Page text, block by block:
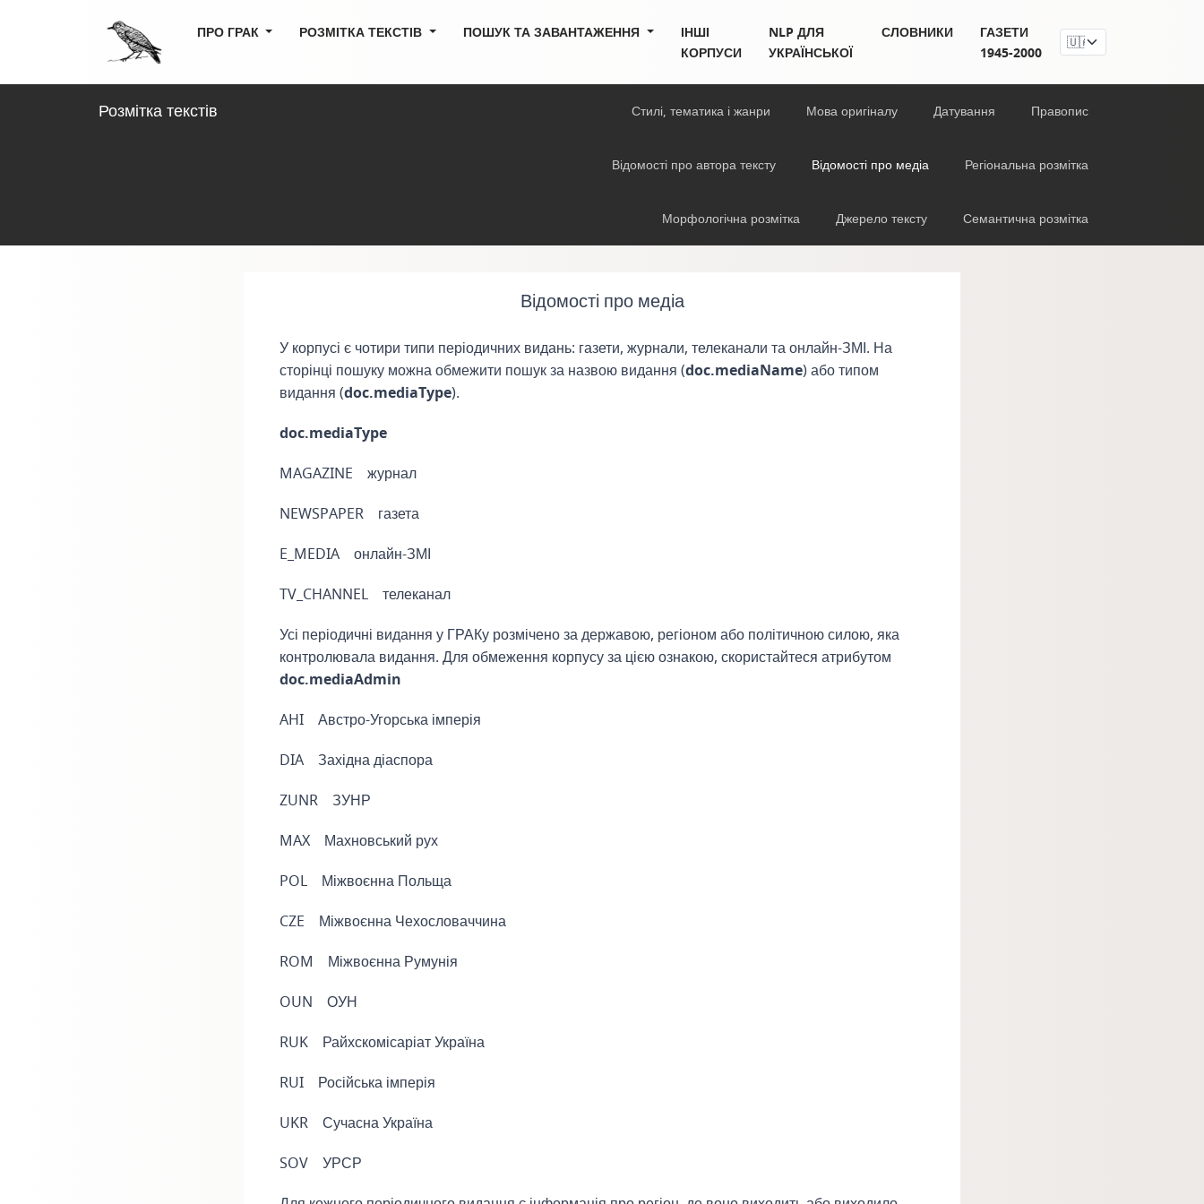
ПРО ГРАК РОЗМІТКА ТЕКСТІВ ПОШУК ТА ЗАВАНТАЖЕННЯ
ІНШІ
КОРПУСИ
NLP ДЛЯ
УКРАЇНСЬКОЇ
СЛОВНИКИ
ГАЗЕТИ
1945-2000
Розмітка текстів Стилі, тематика і жанри Мова оригіналу Датування Правопис
Відомості про автора тексту Відомості про медіа Регіональна розмітка
Морфологічна розмітка Джерело тексту Семантична розмітка
Відомості про медіа
У корпусі є чотири типи періодичних видань: газети, журнали, телеканали та онлайн-ЗМІ. На
сторінці пошуку можна обмежити пошук за назвою видання (doc.mediaName) або типом
видання (doc.mediaType).
doc.mediaType
MAGAZINE журнал
NEWSPAPER газета
E_MEDIA онлайн-ЗМІ
TV_CHANNEL телеканал
Усі періодичні видання у ГРАКу розмічено за державою, регіоном або політичною силою, яка
контролювала видання. Для обмеження корпусу за цією ознакою, скористайтеся атрибутом
doc.mediaAdmin
AHI Австро-Угорська імперія
DIA Західна діаспора
ZUNR ЗУНР
MAX Махновський рух
POL Міжвоєнна Польща
CZE Міжвоєнна Чехословаччина
ROM Міжвоєнна Румунія
OUN ОУН
RUK Райхскомісаріат Україна
RUI Російська імперія
UKR Сучасна Україна
SOV УРСР